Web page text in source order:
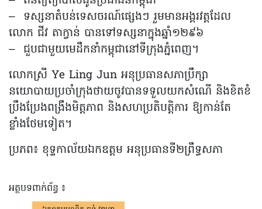
– ទស្សនាតំបន់ទេសចរណ៍ផ្សេងៗ រួមមានអង្គរវត្តដែល
លោក ជីវ តាក្វាន់ បានទៅទស្សនាក្នុងឆ្នាំ១២៩៦
– ជួបជាមួយមេដឹកនាំកម្ពុជានៅទីក្រុងភ្នំពេញ។
លោកស្រី​ Ye Ling Jun អនុប្រធានសភាប្រឹក្សា
នយោបាយប្រចាំក្រុងថាយចូវបានទទួលយកសំណើ និងខិតខំ
ប្រឹងប្រែងពង្រឹងមិត្តភាព និងសហប្រតិបត្តិការ ឱ្យកាន់តែ
ខ្លាំងថែមទៀត។
ប្រភព៖ ខុទ្ទកាល័យឯកឧត្តម អនុប្រធាន​ទី២ព្រឹទ្ធសភា
អត្ថបទពាក់ព័ន្ធ ៖